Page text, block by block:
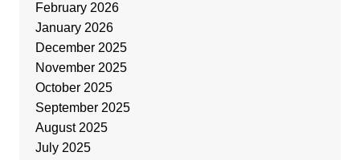
February 2026
January 2026
December 2025
November 2025
October 2025
September 2025
August 2025
July 2025